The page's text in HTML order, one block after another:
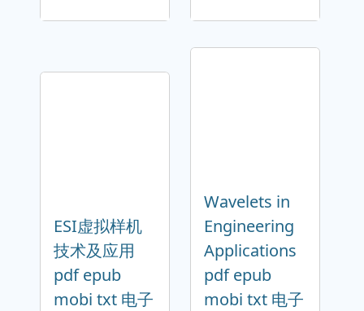
ESI虚拟样机
技术及应用
pdf epub
mobi txt 电子
Wavelets in
Engineering
Applications
pdf epub
mobi txt 电子